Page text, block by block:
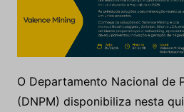
O Departamento Nacional de
(DNPM) disponibiliza nesta